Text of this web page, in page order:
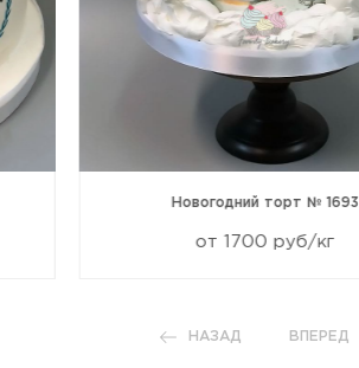
Новогодний торт № 1693
от 1700 руб/кг
НАЗАД ВПЕРЕД